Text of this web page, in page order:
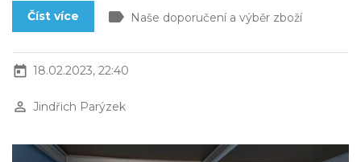
Číst více label Naše doporučení a výběr zboží
today 18.02.2023, 22:40
perm_identity Jindřich Parýzek